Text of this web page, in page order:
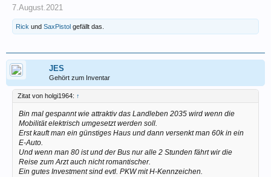
7.August.2021
Rick und SaxPistol gefällt das.
JES
Gehört zum Inventar
Zitat von holgi1964: ↑
Bin mal gespannt wie attraktiv das Landleben 2035 wird wenn die
Mobilität elektrisch umgesetzt werden soll.
Erst kauft man ein günstiges Haus und dann versenkt man 60k in ein
E-Auto.
Und wenn man 80 ist und der Bus nur alle 2 Stunden fährt wir die
Reise zum Arzt auch nicht romantischer.
Ein gutes Investment sind evtl. PKW mit H-Kennzeichen.